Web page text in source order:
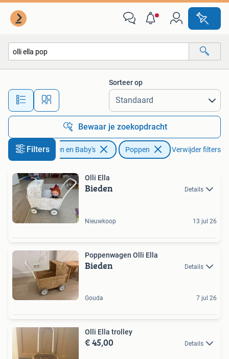
Alle afstanden…
Sorteer op
Bewaar je zoekopdracht
Filters
Kinderen en Baby's Poppen Verwijder filters
Olli Ella
Bieden Details
Nieuwkoop 13 jul 26
Poppenwagen Olli Ella
Bieden Details
Gouda 7 jul 26
Olli Ella trolley
€ 45,00 Details